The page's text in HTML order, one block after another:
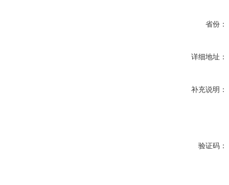
省份：
详细地址：
补充说明：
验证码：